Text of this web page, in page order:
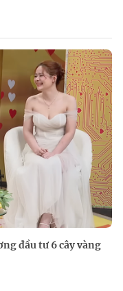
đầu tư 6 cây vàng